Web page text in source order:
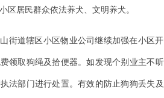
区居民群众依法养犬、文明养犬。
街道辖区小区物业公司继续加强在小区
领取狗绳及拾便器。如发现个别业主不
执法部门进行处置。有效的防止狗狗丢失